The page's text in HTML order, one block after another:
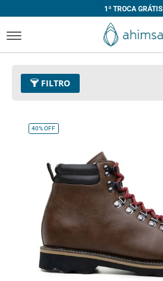
1ª TROCA GRÁTIS
FILTRO
Tamanho
Limpar Tudo
R$ 400,00
R$ 499,99
R$ 500,00
e acima
40%OFF